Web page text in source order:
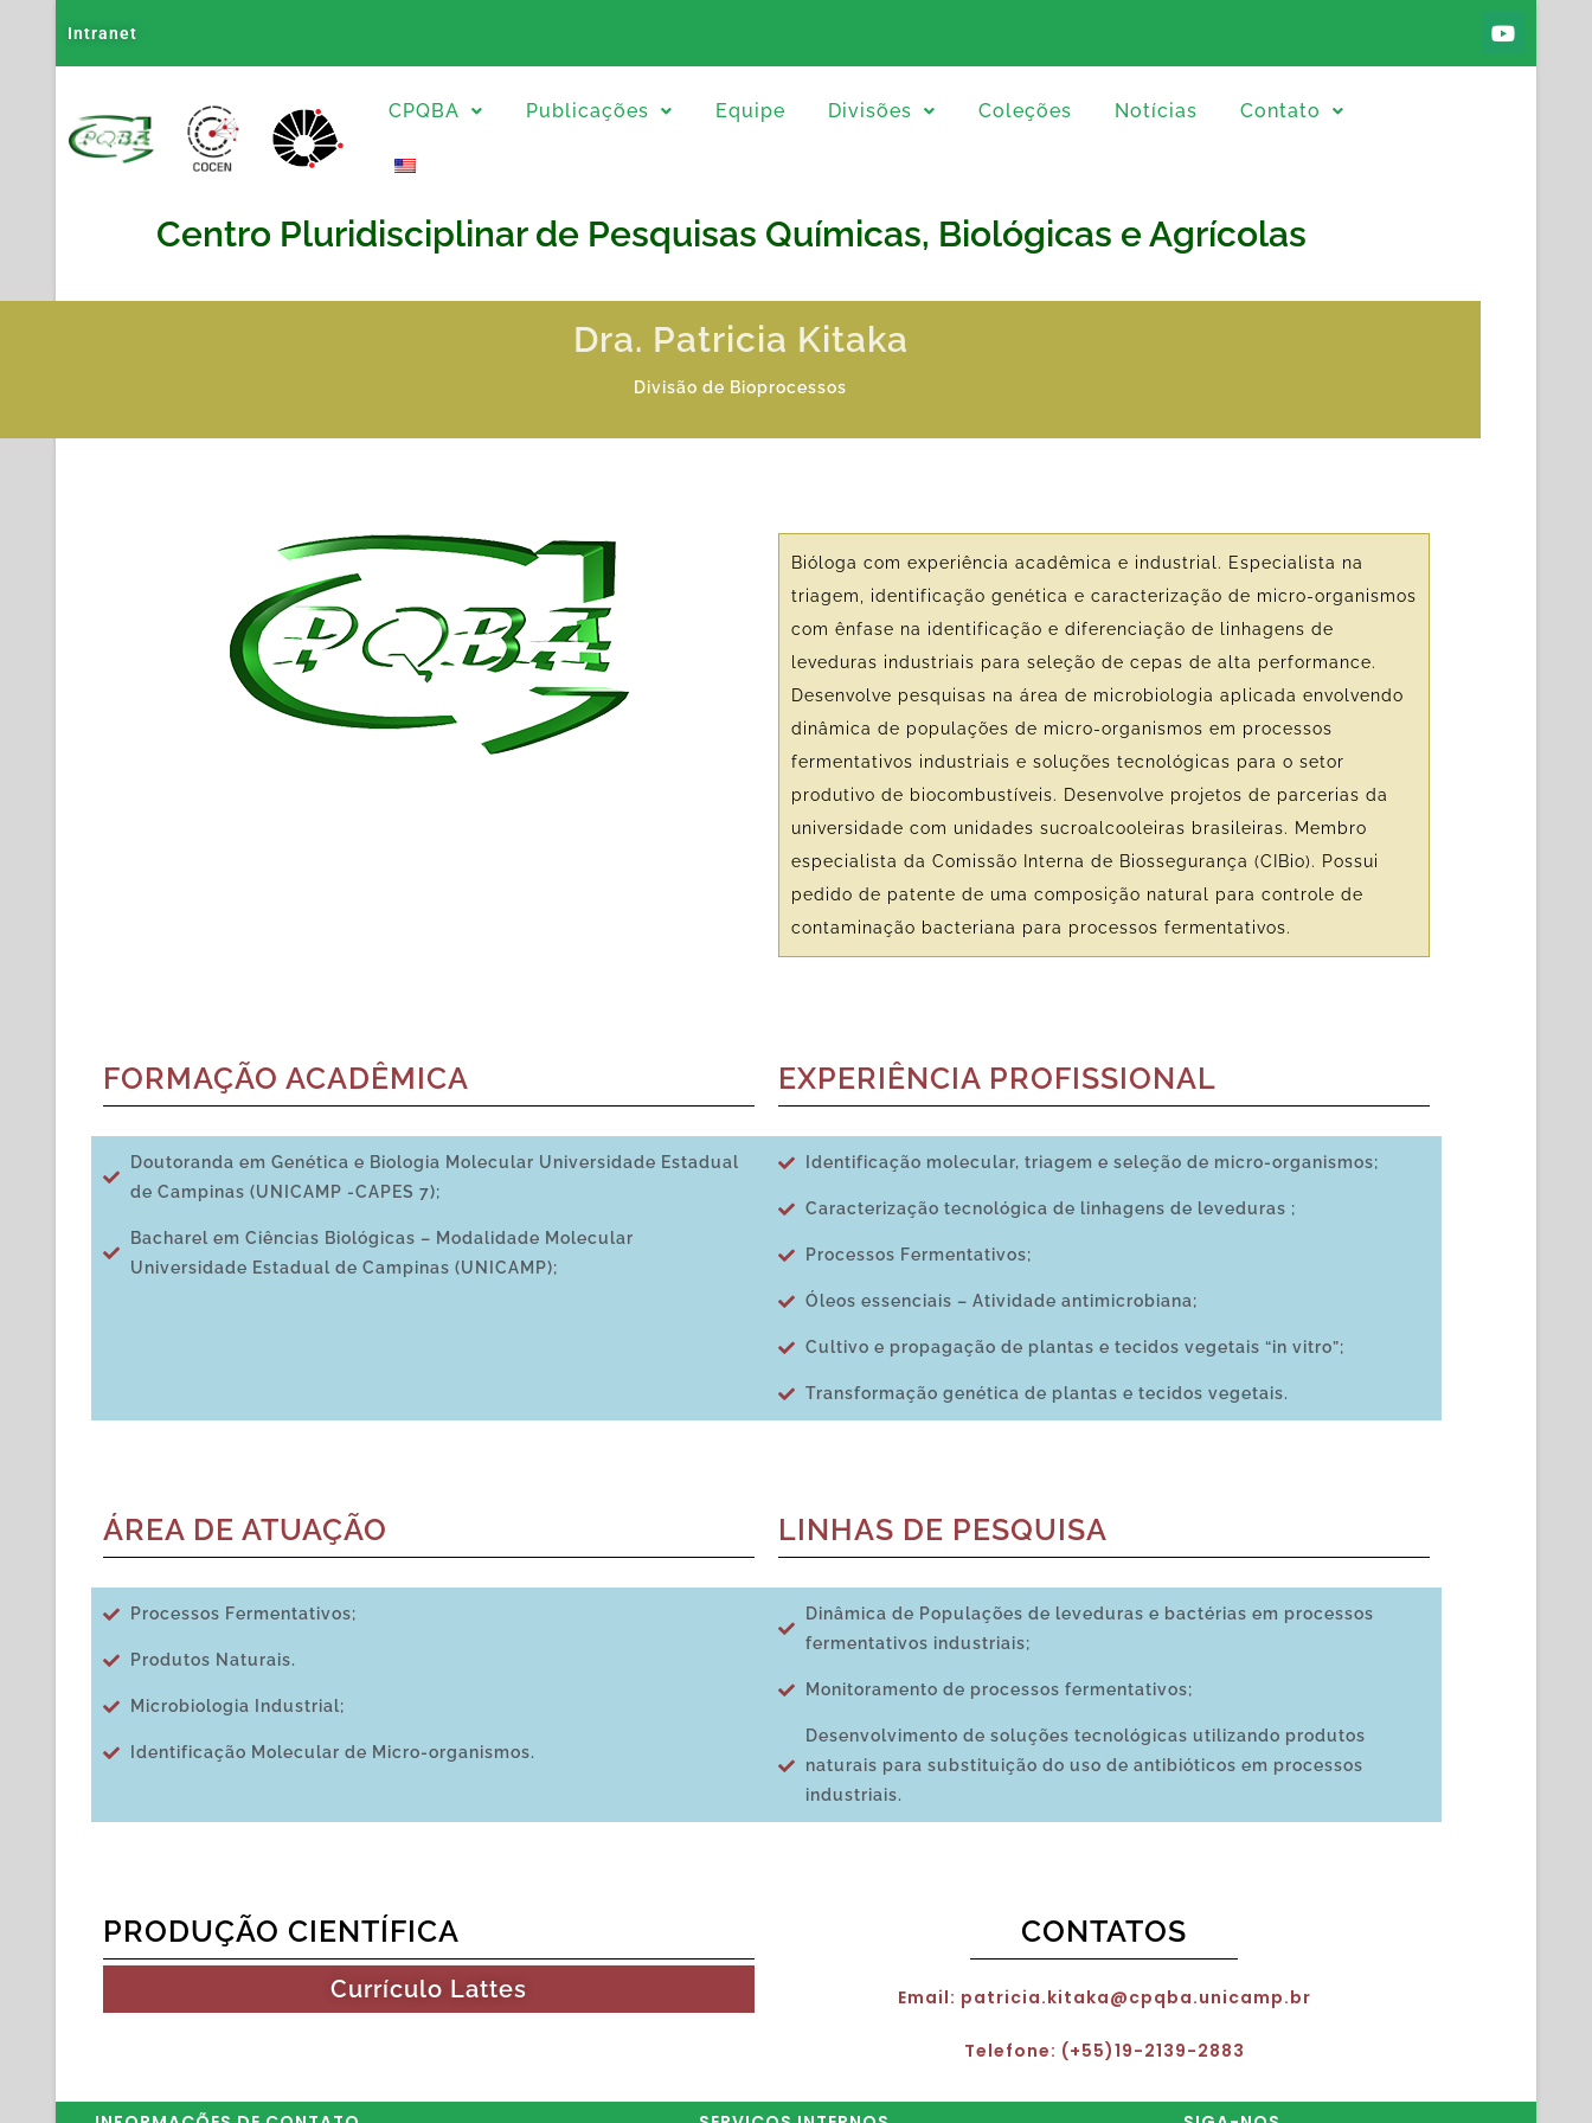
Intranet
CPQBA Publicações Equipe Divisões Coleções Notícias Contato
Centro Pluridisciplinar de Pesquisas Químicas, Biológicas e Agrícolas
Dra. Patricia Kitaka
Divisão de Bioprocessos
Bióloga com experiência acadêmica e industrial. Especialista na
triagem, identificação genética e caracterização de micro-organismos
com ênfase na identificação e diferenciação de linhagens de
leveduras industriais para seleção de cepas de alta performance.
Desenvolve pesquisas na área de microbiologia aplicada envolvendo
dinâmica de populações de micro-organismos em processos
fermentativos industriais e soluções tecnológicas para o setor
produtivo de biocombustíveis. Desenvolve projetos de parcerias da
universidade com unidades sucroalcooleiras brasileiras. Membro
especialista da Comissão Interna de Biossegurança (CIBio). Possui
pedido de patente de uma composição natural para controle de
contaminação bacteriana para processos fermentativos.
FORMAÇÃO ACADÊMICA EXPERIÊNCIA PROFISSIONAL
Doutoranda em Genética e Biologia Molecular Universidade Estadual
de Campinas (UNICAMP -CAPES 7);
Bacharel em Ciências Biológicas – Modalidade Molecular
Universidade Estadual de Campinas (UNICAMP);
Identificação molecular, triagem e seleção de micro-organismos;
Caracterização tecnológica de linhagens de leveduras ;
Processos Fermentativos;
Óleos essenciais – Atividade antimicrobiana;
Cultivo e propagação de plantas e tecidos vegetais “in vitro”;
Transformação genética de plantas e tecidos vegetais.
ÁREA DE ATUAÇÃO LINHAS DE PESQUISA
Processos Fermentativos;
Produtos Naturais.
Microbiologia Industrial;
Identificação Molecular de Micro-organismos.
Dinâmica de Populações de leveduras e bactérias em processos
fermentativos industriais;
Monitoramento de processos fermentativos;
Desenvolvimento de soluções tecnológicas utilizando produtos
naturais para substituição do uso de antibióticos em processos
industriais.
PRODUÇÃO CIENTÍFICA
Currículo Lattes
CONTATOS
Email: patricia.kitaka@cpqba.unicamp.br
Telefone: (+55)19-2139-2883